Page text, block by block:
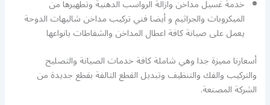
خدمة غسيل مداخن وازالة الرواسب الدهنية وتطهيرها من
الميكروبات والجراثيم و أيضا فني تركيب مداخن شاليهات الدوحة
يعمل على صيانة كافة اعطال المداخن والشفاطات بانواعها
أسعارنا مميزة جدا وهي شاملة كافة خدمات الصيانة والتصليح
والتركيب والفك والتنظيف وتبديل القطع التالفة بقطع جديدة من
الشركة المصنعة.